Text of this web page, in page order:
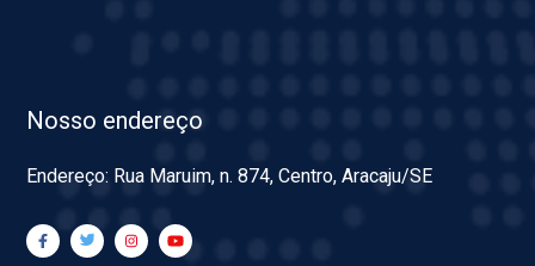
Nosso endereço
Endereço: Rua Maruim, n. 874, Centro, Aracaju/SE